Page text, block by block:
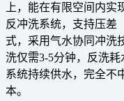
上，能在有限空间内
反冲洗系统，支持压差
式，采用气水协同冲洗
洗仅需3-5分钟，反洗
系统持续供水，完全不
本。